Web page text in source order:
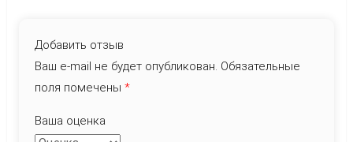
Добавить отзыв
Ваш e-mail не будет опубликован. Обязательные
поля помечены *
Ваша оценка